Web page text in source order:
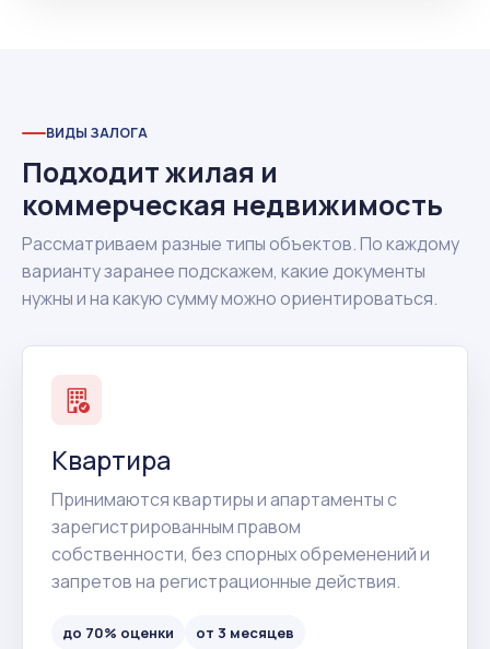
ВИДЫ ЗАЛОГА
Подходит жилая и
коммерческая недвижимость
Рассматриваем разные типы объектов. По каждому
варианту заранее подскажем, какие документы
нужны и на какую сумму можно ориентироваться.
Квартира
Принимаются квартиры и апартаменты с
зарегистрированным правом
собственности, без спорных обременений и
запретов на регистрационные действия.
до 70% оценки от 3 месяцев